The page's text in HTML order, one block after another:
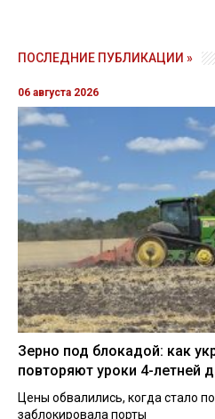
ПОСЛЕДНИЕ ПУБЛИКАЦИИ »
06 августа 2026
Зерно под блокадой: как
повторяют уроки 4-летней
Цены обвалились, когда стало
заблокировала порты